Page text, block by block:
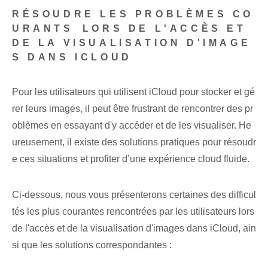
RÉSOUDRE LES PROBLÈMES CO
URANTS⁢ LORS DE L'ACCÈS ET
DE LA VISUALISATION D'IMAGE
S DANS ICLOUD
Pour les utilisateurs qui utilisent iCloud pour stocker et gé
rer leurs images, il peut être frustrant de rencontrer des pr
oblèmes en essayant d'y accéder et de les visualiser. He
ureusement, il existe des solutions pratiques pour résoudr
e ces situations et profiter d’une expérience cloud fluide.
Ci-dessous, nous vous présenterons certaines des difficul
tés les plus courantes⁢ rencontrées par les utilisateurs lors
de l'accès et de la visualisation d'images dans iCloud, ain
si que⁤ les solutions correspondantes :